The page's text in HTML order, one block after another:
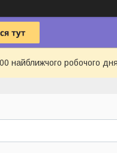
найближчого робочого